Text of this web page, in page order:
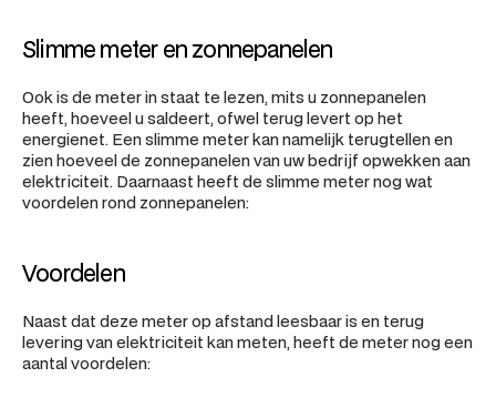
Slimme meter en zonnepanelen
Ook is de meter in staat te lezen, mits u zonnepanelen
heeft, hoeveel u saldeert, ofwel terug levert op het
energienet. Een slimme meter kan namelijk terugtellen en
zien hoeveel de zonnepanelen van uw bedrijf opwekken aan
elektriciteit. Daarnaast heeft de slimme meter nog wat
voordelen rond zonnepanelen:
Voordelen
Naast dat deze meter op afstand leesbaar is en terug
levering van elektriciteit kan meten, heeft de meter nog een
aantal voordelen: